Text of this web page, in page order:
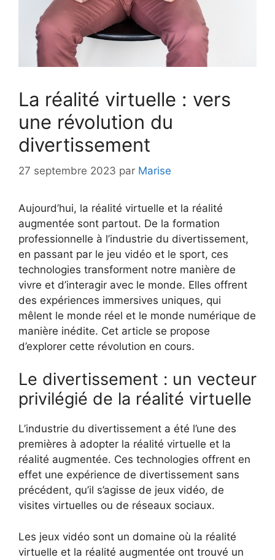
La réalité virtuelle : vers
une révolution du
divertissement
27 septembre 2023 par Marise
Aujourd’hui, la réalité virtuelle et la réalité
augmentée sont partout. De la formation
professionnelle à l’industrie du divertissement,
en passant par le jeu vidéo et le sport, ces
technologies transforment notre manière de
vivre et d’interagir avec le monde. Elles offrent
des expériences immersives uniques, qui
mêlent le monde réel et le monde numérique de
manière inédite. Cet article se propose
d’explorer cette révolution en cours.
Le divertissement : un vecteur
privilégié de la réalité virtuelle
L’industrie du divertissement a été l’une des
premières à adopter la réalité virtuelle et la
réalité augmentée. Ces technologies offrent en
effet une expérience de divertissement sans
précédent, qu’il s’agisse de jeux vidéo, de
visites virtuelles ou de réseaux sociaux.
Les jeux vidéo sont un domaine où la réalité
virtuelle et la réalité augmentée ont trouvé un